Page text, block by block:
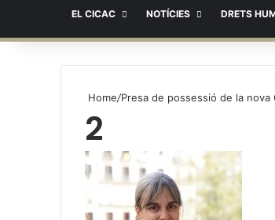
EL CICAC NOTÍCIES DRETS
Home/Presa de possessió de la nova
2